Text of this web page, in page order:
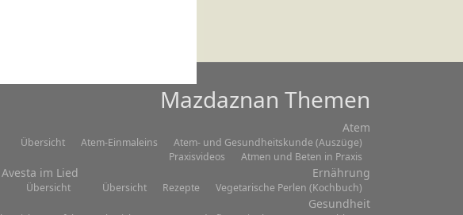
Mazdaznan Themen
Atem
Übersicht Atem-Einmaleins
Atem- und Gesundheitskunde (Auszüge)
Praxisvideos
Atmen und Beten in Praxis
Avesta im Lied
Übersicht
Ernährung
Übersicht Rezepte Vegetarische Perlen (Kochbuch)
Gesundheit